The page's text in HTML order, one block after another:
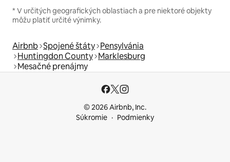
* V určitých geografických oblastiach a pre niektoré objekty
môžu platiť určité výnimky.
Airbnb Spojené štáty Pensylvánia
Huntingdon County Marklesburg
Mesačné prenájmy
© 2026 Airbnb, Inc.
Súkromie
Podmienky